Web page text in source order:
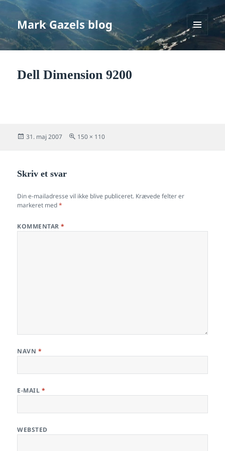
Mark Gazels blog
MENU
Dell Dimension 9200
Udgivet
31. maj 2007
Fuld
150 × 110
Skriv et svar
Din e-mailadresse vil ikke blive publiceret. Krævede felter er
markeret med*
KOMMENTAR*
NAVN *
E-MAIL *
WEBSTED